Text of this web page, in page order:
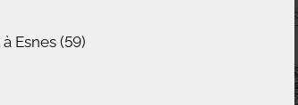
Esnes (59)